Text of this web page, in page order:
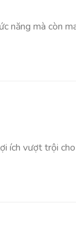
năng mà còn
ích vượt trội